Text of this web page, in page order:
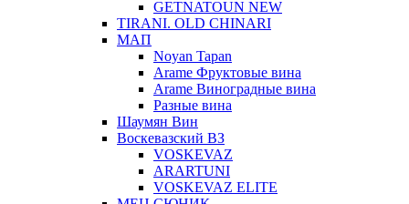
GETNATOUN NEW
TIRANI. OLD CHINARI
МАП
Noyan Tapan
Arame Фруктовые вина
Arame Виноградные вина
Разные вина
Шаумян Вин
Воскевазский ВЗ
VOSKEVAZ
ARARTUNI
VOSKEVAZ ELITE